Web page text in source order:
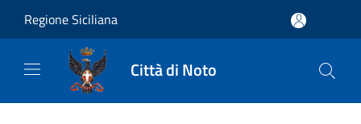
Regione Siciliana
Città di Noto